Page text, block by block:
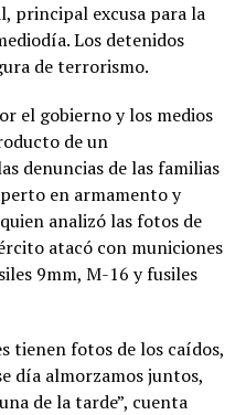
principal excusa para la
Los detenidos
de terrorismo.
el gobierno y los medios
de un
denuncias de las familias
en armamento y
analizó las fotos de
atacó con municiones
9mm, M-16 y fusiles
tienen fotos de los caídos,
día almorzamos juntos,
de la tarde”, cuenta